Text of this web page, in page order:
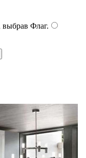
выбрав Флаг.